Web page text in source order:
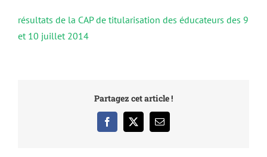
VIE SYNDICALE
résultats de la CAP de titularisation des éducateurs des 9
et 10 juillet 2014
Partagez cet article !
Facebook
X Email